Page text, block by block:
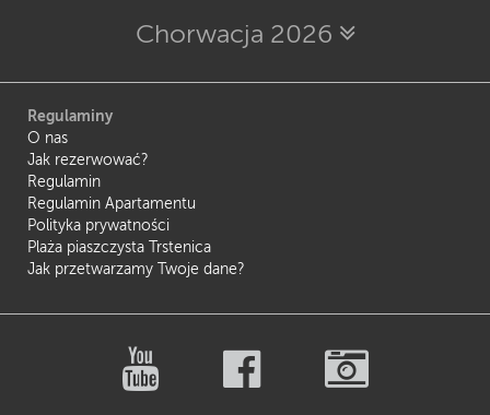
Chorwacja 2026
Regulaminy
O nas
Jak rezerwować?
Regulamin
Regulamin Apartamentu
Polityka prywatności
Plaża piaszczysta Trstenica
Jak przetwarzamy Twoje dane?